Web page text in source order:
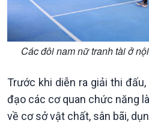
Dòng chảy Kinh tế
Sức sống hàng Việt
Khởi nghiệp
Tuyên chiến với gian lận
Các đôi nam nữ tranh tài ở
Trước khi diễn ra giải thi
đạo các cơ quan chức năng
về cơ sở vật chất, sân bãi,